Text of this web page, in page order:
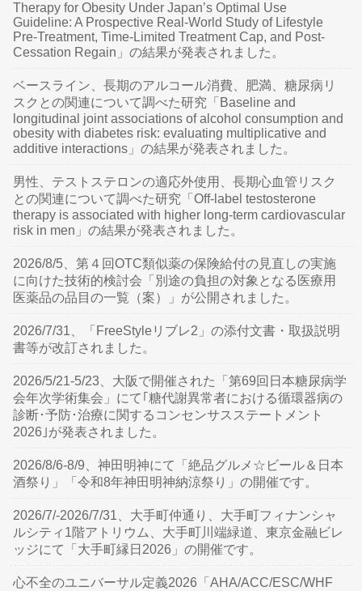
Therapy for Obesity Under Japan’s Optimal Use
Guideline: A Prospective Real-World Study of Lifestyle
Pre-Treatment, Time-Limited Treatment Cap, and Post-
Cessation Regain」の結果が発表されました。
ベースライン、長期のアルコール消費、肥満、糖尿病リ
スクとの関連について調べた研究「Baseline and
longitudinal joint associations of alcohol consumption and
obesity with diabetes risk: evaluating multiplicative and
additive interactions」の結果が発表されました。
男性、テストステロンの適応外使用、長期心血管リスク
との関連について調べた研究「Off-label testosterone
therapy is associated with higher long-term cardiovascular
risk in men」の結果が発表されました。
2026/8/5、第４回OTC類似薬の保険給付の見直しの実施
に向けた技術的検討会「別途の負担の対象となる医療用
医薬品の品目の一覧（案）」が公開されました。
2026/7/31、「FreeStyleリブレ2」の添付文書・取扱説明
書等が改訂されました。
2026/5/21-5/23、大阪で開催された「第69回日本糖尿病学
会年次学術集会」にて｢糖代謝異常者における循環器病の
診断･予防･治療に関するコンセンサスステートメント
2026｣が発表されました。
2026/8/6-8/9、神田明神にて「絶品グルメ☆ビール＆日本
酒祭り」「令和8年神田明神納涼祭り」の開催です。
2026/7/-2026/7/31、大手町仲通り、大手町フィナンシャ
ルシティ1階アトリウム、大手町川端緑道、東京金融ビレ
ッジにて「大手町縁日2026」の開催です。
心不全のユニバーサル定義2026「AHA/ACC/ESC/WHF